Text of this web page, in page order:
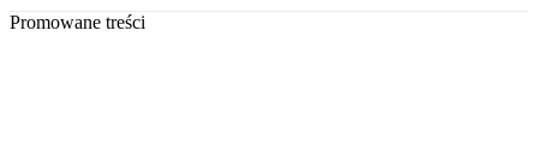
Promowane treści